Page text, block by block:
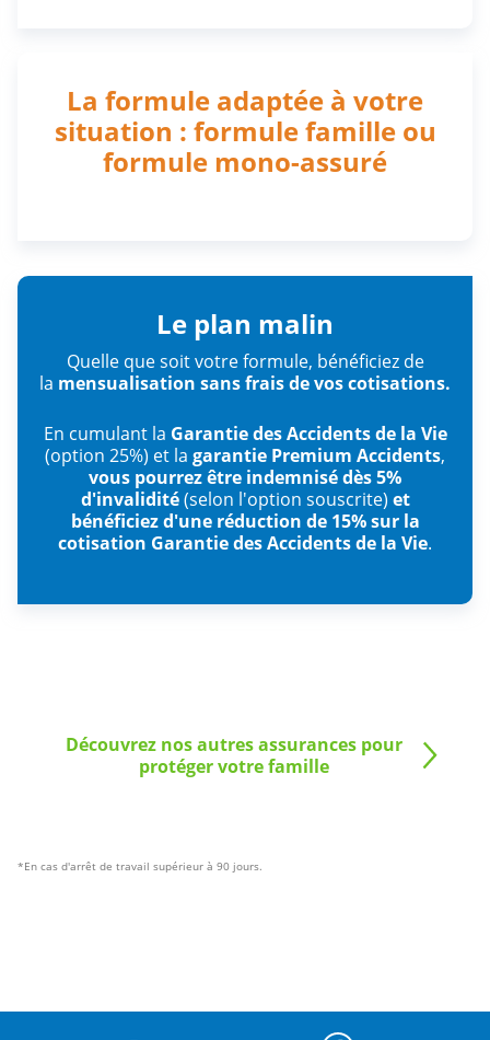
La formule adaptée à votre
situation : formule famille ou
formule mono-assuré
Le plan malin
Quelle que soit votre formule, bénéficiez de
la mensualisation sans frais de vos cotisations.
En cumulant la Garantie des Accidents de la Vie
(option 25%) et la garantie Premium Accidents,
vous pourrez être indemnisé dès 5%
d'invalidité(selon l'option souscrite) et
bénéficiez d'une réduction de 15% sur la
cotisation Garantie des Accidents de la Vie.
Découvrez nos autres assurances pour
protéger votre famille
*En cas d'arrêt de travail supérieur à 90 jours.